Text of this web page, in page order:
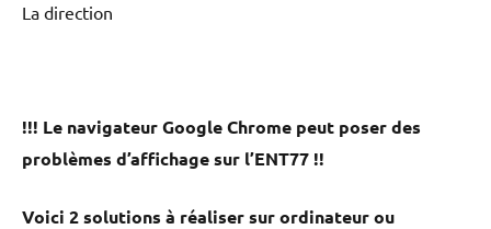
La direction
!!! Le navigateur Google Chrome peut poser des
problèmes d’affichage sur l’ENT77 !!
Voici 2 solutions à réaliser sur ordinateur ou